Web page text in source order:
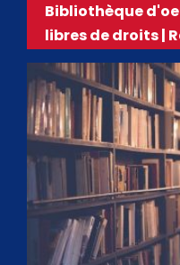
Bibliothèque
libres de droits |